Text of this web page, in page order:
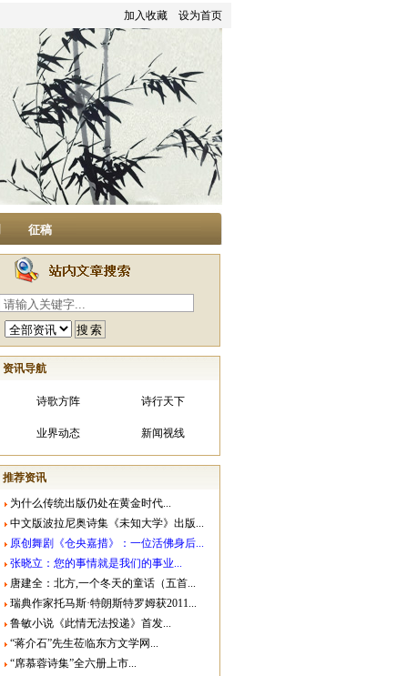
加入收藏 设为首页
征稿
资讯导航
诗歌方阵 诗行天下
业界动态 新闻视线
推荐资讯
为什么传统出版仍处在黄金时代...
中文版波拉尼奥诗集《未知大学》出版...
原创舞剧《仓央嘉措》：一位活佛身后...
张晓立：您的事情就是我们的事业...
唐建全：北方,一个冬天的童话（五首...
瑞典作家托马斯·特朗斯特罗姆获2011...
鲁敏小说《此情无法投递》首发...
“蒋介石”先生莅临东方文学网...
“席慕蓉诗集”全六册上市...